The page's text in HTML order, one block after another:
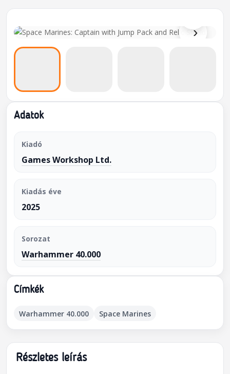
›
⌕
Adatok
Kiadó
Games Workshop Ltd.
Kiadás éve
2025
Sorozat
Warhammer 40.000
Címkék
Warhammer 40.000 Space Marines
Részletes leírás